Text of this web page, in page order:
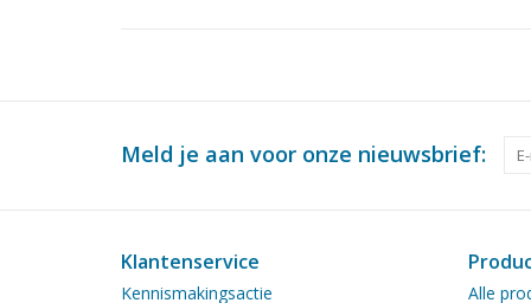
Meld je aan voor onze nieuwsbrief:
Klantenservice
Kennismakingsactie Alle